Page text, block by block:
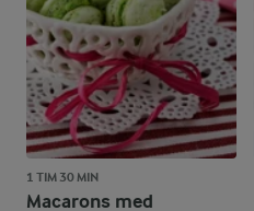
1 TIM 30 MIN
Macarons med